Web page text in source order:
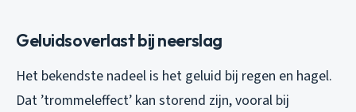
Geluidsoverlast bij neerslag
Het bekendste nadeel is het geluid bij regen en hagel.
Dat ’trommeleffect’ kan storend zijn, vooral bij